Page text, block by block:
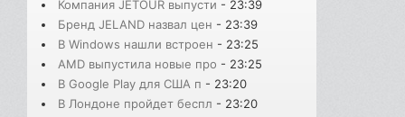
Компания JETOUR выпусти - 23:39
Бренд JELAND назвал цен - 23:39
В Windows нашли встроен - 23:25
AMD выпустила новые про - 23:25
В Google Play для США п - 23:20
В Лондоне пройдет беспл - 23:20